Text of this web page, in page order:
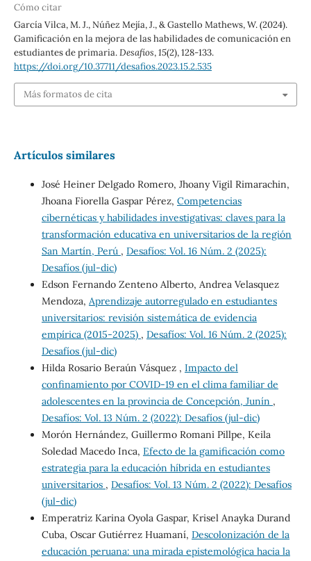
Cómo citar
García Vilca, M. J., Núñez Mejía, J., & Gastello Mathews, W. (2024).
Gamificación en la mejora de las habilidades de comunicación en
estudiantes de primaria.Desafíos,15(2), 128-133.
https://doi.org/10.37711/desafios.2023.15.2.535
Más formatos de cita
Artículos similares
José Heiner Delgado Romero, Jhoany Vigil Rimarachin,
Jhoana Fiorella Gaspar Pérez, Competencias
cibernéticas y habilidades investigativas: claves para la
transformación educativa en universitarios de la región
San Martín, Perú , Desafíos: Vol. 16 Núm. 2 (2025):
Desafíos (jul-dic)
Edson Fernando Zenteno Alberto, Andrea Velasquez
Mendoza, Aprendizaje autorregulado en estudiantes
universitarios: revisión sistemática de evidencia
empírica (2015-2025) , Desafíos: Vol. 16 Núm. 2 (2025):
Desafíos (jul-dic)
Hilda Rosario Beraún Vásquez , Impacto del
confinamiento por COVID-19 en el clima familiar de
adolescentes en la provincia de Concepción, Junín ,
Desafíos: Vol. 13 Núm. 2 (2022): Desafíos (jul-dic)
Morón Hernández, Guillermo Romani Pillpe, Keila
Soledad Macedo Inca, Efecto de la gamificación como
estrategia para la educación híbrida en estudiantes
universitarios , Desafíos: Vol. 13 Núm. 2 (2022): Desafíos
(jul-dic)
Emperatriz Karina Oyola Gaspar, Krisel Anayka Durand
Cuba, Oscar Gutiérrez Huamaní, Descolonización de la
educación peruana: una mirada epistemológica hacia la